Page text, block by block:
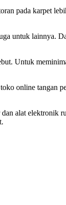
pada karpet
untuk lainnya.
Untuk
online tangan
alat elektronik